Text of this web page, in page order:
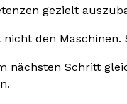
gezielt
den
nächsten Schritt